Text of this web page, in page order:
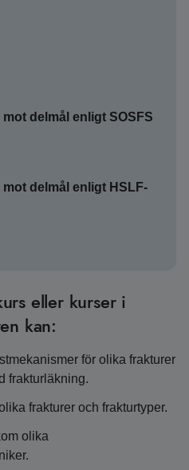
delmål enligt SOSFS
delmål enligt HSLF-
eller kurser i
kan:
för olika frakturer
frakturläkning.
frakturer och frakturtyper.
olika